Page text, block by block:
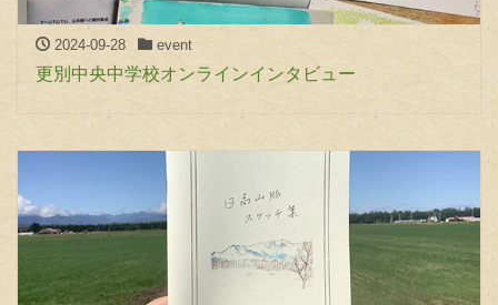
2024-09-28 event
更別中央中学校オンラインインタビュー